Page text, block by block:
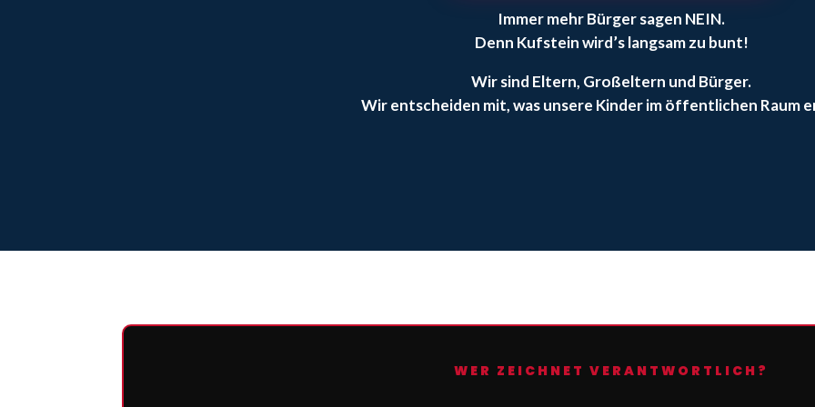
Immer mehr Bürger sagen NEIN.
Denn Kufstein wird’s langsam zu bunt!
Wir sind Eltern, Großeltern und Bürger.
Wir entscheiden mit, was unsere Kinder im öffentlichen Raum
WER ZEICHNET VERANTWORTLICH?